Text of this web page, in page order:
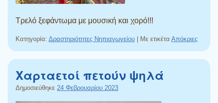
Τρελό ξεφάντωμα με μουσική και χορό!!!
Κατηγορία: Δραστηριότητες Νηπιαγωγείου Με ετικέτα Απόκριες
Χαρταετοί πετούν ψηλά
Δημοσιεύθηκε 24 Φεβρουαρίου 2023